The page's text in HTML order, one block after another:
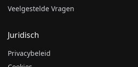
Veelgestelde Vragen
Juridisch
Privacybeleid